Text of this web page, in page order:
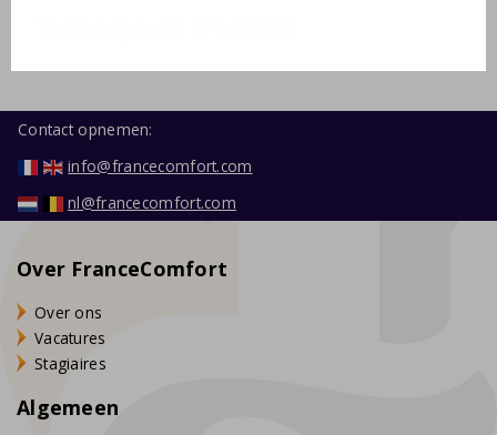
Contact opnemen:
info@francecomfort.com
nl@francecomfort.com
Over FranceComfort
Over ons
Vacatures
Stagiaires
Algemeen